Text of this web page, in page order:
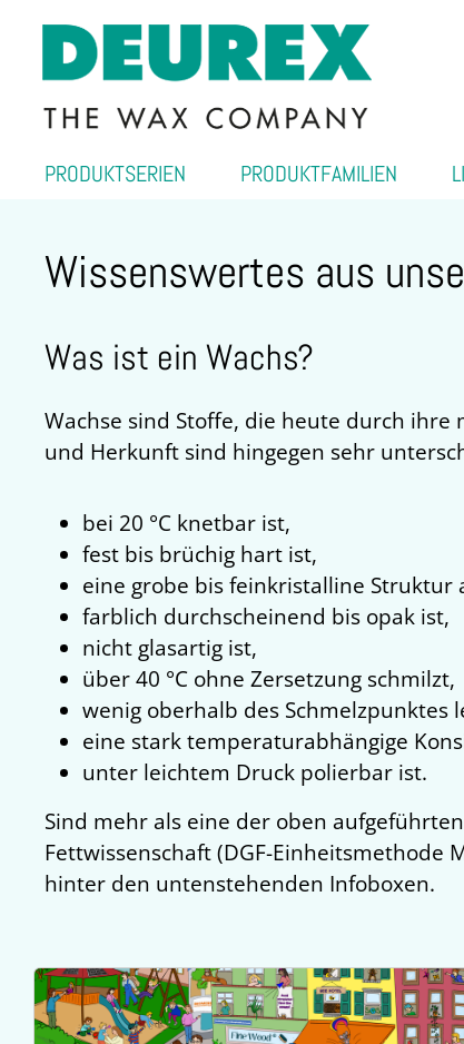
PRODUKTSERIEN PRODUKTFAMILIEN
Wissenswertes aus
Was ist ein Wachs?
Wachse sind Stoffe, die heute durch
und Herkunft sind hingegen sehr
bei 20 °C knetbar ist,
fest bis brüchig hart ist,
eine grobe bis feinkristalline Struktur
farblich durchscheinend bis opak ist,
nicht glasartig ist,
über 40 °C ohne Zersetzung schmilzt,
wenig oberhalb des Schmelzpunktes
eine stark temperaturabhängige
unter leichtem Druck polierbar ist.
Sind mehr als eine der oben
Fettwissenschaft (DGF-Einheitsmethode
hinter den untenstehenden Infoboxen.